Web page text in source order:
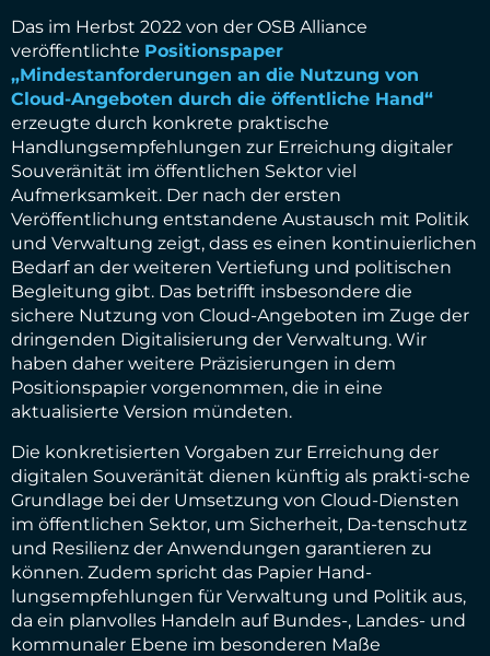
Das im Herbst 2022 von der OSB Alliance
veröffentlichte Positionspaper
„Mindestanforderungen an die Nutzung von
Cloud-Angeboten durch die öffentliche Hand“
erzeugte durch konkrete praktische
Handlungsempfehlungen zur Erreichung digitaler
Souveränität im öffentlichen Sektor viel
Aufmerksamkeit. Der nach der ersten
Veröffentlichung entstandene Austausch mit Politik
und Verwaltung zeigt, dass es einen kontinuierlichen
Bedarf an der weiteren Vertiefung und politischen
Begleitung gibt. Das betrifft insbesondere die
sichere Nutzung von Cloud-Angeboten im Zuge der
dringenden Digitalisierung der Verwaltung. Wir
haben daher weitere Präzisierungen in dem
Positionspapier vorgenommen, die in eine
aktualisierte Version mündeten.
Die konkretisierten Vorgaben zur Erreichung der
digitalen Souveränität dienen künftig als prakti-sche
Grundlage bei der Umsetzung von Cloud-Diensten
im öffentlichen Sektor, um Sicherheit, Da-tenschutz
und Resilienz der Anwendungen garantieren zu
können. Zudem spricht das Papier Hand-
lungsempfehlungen für Verwaltung und Politik aus,
da ein planvolles Handeln auf Bundes-, Landes- und
kommunaler Ebene im besonderen Maße